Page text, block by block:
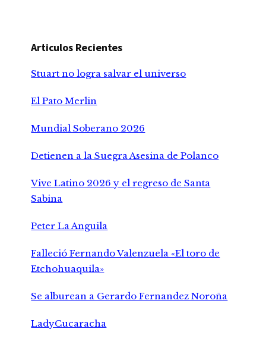
Articulos Recientes
Stuart no logra salvar el universo
El Pato Merlin
Mundial Soberano 2026
Detienen a la Suegra Asesina de Polanco
Vive Latino 2026 y el regreso de Santa
Sabina
Peter La Anguila
Falleció Fernando Valenzuela «El toro de
Etchohuaquila»
Se alburean a Gerardo Fernandez Noroña
LadyCucaracha